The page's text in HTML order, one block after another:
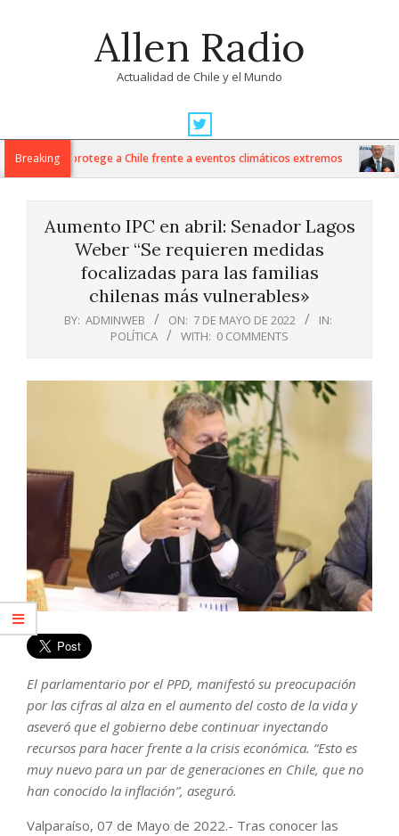
Allen Radio
Actualidad de Chile y el Mundo
Navigation
MenuBreaking
que protege a Chile frente a eventos climáticos extremos
Aumento IPC en abril: Senador Lagos
Weber “Se requieren medidas
focalizadas para las familias
chilenas más vulnerables»
BY: ADMINWEB ON: 7 DE MAYO DE 2022
IN:
POLÍTICA
WITH: 0 COMMENTS
El parlamentario por el PPD, manifestó su preocupación
por las cifras al alza en el aumento del costo de la vida y
aseveró que el gobierno debe continuar inyectando
recursos para hacer frente a la crisis económica. “Esto es
muy nuevo para un par de generaciones en Chile, que no
han conocido la inflación”, aseguró.
Valparaíso, 07 de Mayo de 2022.- Tras conocer las